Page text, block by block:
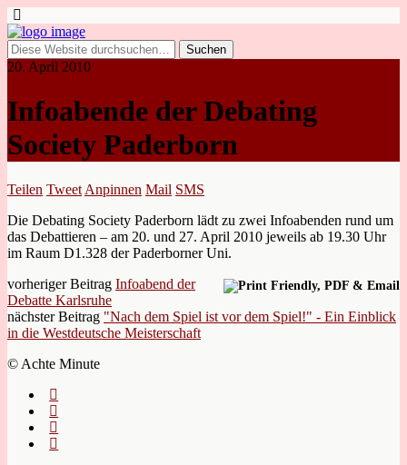
20. April 2010
Infoabende der Debating
Society Paderborn
Teilen Tweet Anpinnen Mail SMS
Die Debating Society Paderborn lädt zu zwei Infoabenden rund um
das Debattieren – am 20. und 27. April 2010 jeweils ab 19.30 Uhr
im Raum D1.328 der Paderborner Uni.
vorheriger Beitrag Infoabend der
Debatte Karlsruhe
nächster Beitrag "Nach dem Spiel ist vor dem Spiel!" - Ein Einblick
in die Westdeutsche Meisterschaft
© Achte Minute